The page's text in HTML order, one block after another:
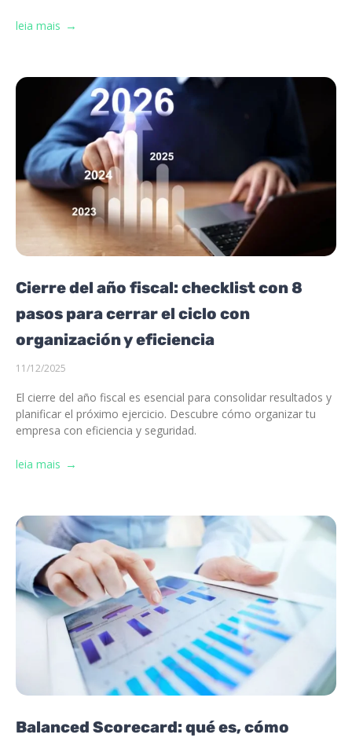
leia mais
Cierre del año fiscal: checklist con 8
pasos para cerrar el ciclo con
organización y eficiencia
11/12/2025
El cierre del año fiscal es esencial para consolidar resultados y
planificar el próximo ejercicio. Descubre cómo organizar tu
empresa con eficiencia y seguridad.
leia mais
Balanced Scorecard: qué es, cómo